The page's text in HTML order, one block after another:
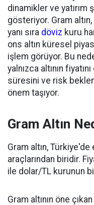
dinamikler ve yatırım
gösteriyor. Gram altın,
yanı sıra döviz kuru
ons altın küresel
işlem görüyor. Bu
yalnızca altının
süresini ve risk
önem taşıyor.
Gram Altın
Gram altın, Türkiye'de
araçlarından biridir.
ile dolar/TL kurunun
Gram altının öne